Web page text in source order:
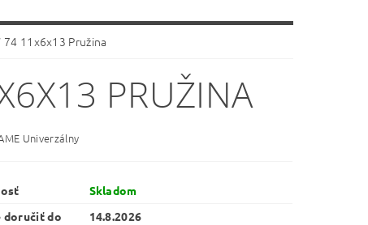
74 11x6x13 Pružina
PRUŽINA
Univerzálny
Skladom
doručiť do
14.8.2026